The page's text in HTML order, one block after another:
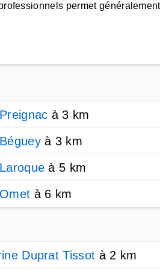
permet
à 3 km
à 3 km
à 5 km
à 6 km
Duprat Tissot à 2 km